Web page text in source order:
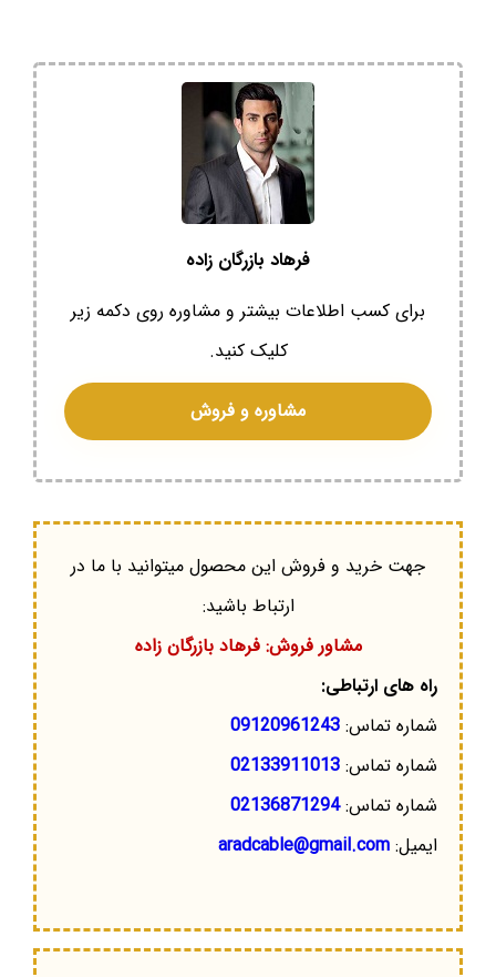
فرهاد بازرگان زاده
برای کسب اطلاعات بیشتر و مشاوره روی دکمه زیر
کلیک کنید.
مشاوره و فروش
جهت خرید و فروش این محصول میتوانید با ما در
ارتباط باشید:
مشاور فروش: فرهاد بازرگان زاده
راه های ارتباطی:
شماره تماس: 09120961243
شماره تماس: 02133911013
شماره تماس:02136871294
ایمیل: aradcable@gmail.com